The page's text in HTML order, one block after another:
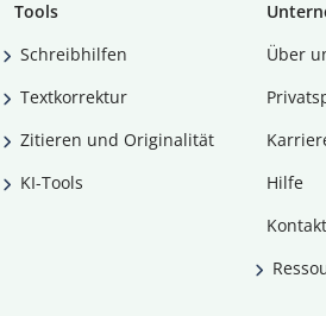
Tools
Schreibhilfen
Textkorrektur
Zitieren und Originalität
KI-Tools
Über
Hilfe
Kontakt